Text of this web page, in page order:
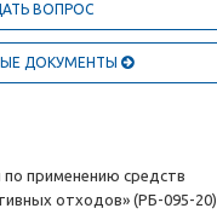
ВОПРОС
ДОКУМЕНТЫ
по применению средств
отходов» (РБ-095-20)